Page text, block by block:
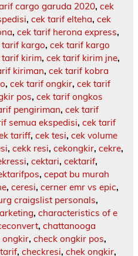
cargo garuda 2020, cek
, cek tarif elteha, cek
, cek tarif herona express,
tarif kargo, cek tarif kargo
tarif kirim, cek tarif kirim jne,
kiriman, cek tarif kobra
, cek tarif ongkir, cek tarif
pos, cek tarif ongkos
pengiriman, cek tarif
semua ekspedisi, cek tarif
tariff, cek tesi, cek volume
, cekk resi, cekongkir, cekre,
, cektari, cektarif,
, cepat bu murah
, ceresi, cerner emr vs epic,
craigslist personals,
, characteristics of e
, chattanooga
ongkir, check ongkir pos,
, checkresi, chek ongkir,